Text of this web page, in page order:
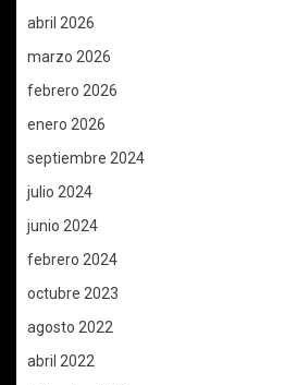
abril 2026
marzo 2026
febrero 2026
enero 2026
septiembre 2024
julio 2024
junio 2024
febrero 2024
octubre 2023
agosto 2022
abril 2022